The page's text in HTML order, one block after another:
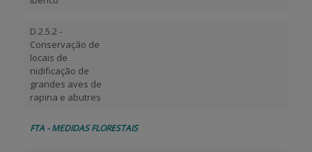
D.2.5.2 -
Conservação de
locais de
nidificação de
grandes aves de
rapina e abutres
FTA - MEDIDAS FLORESTAIS